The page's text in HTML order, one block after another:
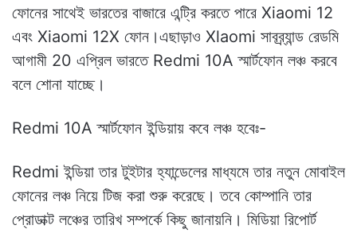
ফোনের সাথেই ভারতের বাজারে এন্ট্রি করতে পারে Xiaomi 12
এবং Xiaomi 12X ফোন।এছাড়াও Xlaomi সাবব্র্যান্ড রেডমি
আগামী 20 এপ্রিল ভারতে Redmi 10A স্মার্টফোন লঞ্চ করবে
বলে শোনা যাচ্ছে।
Redmi 10A স্মার্টফোন ইন্ডিয়ায় কবে লঞ্চ হবেঃ-
Redmi ইন্ডিয়া তার টুইটার হ্যান্ডেলের মাধ্যমে তার নতুন মোবাইল
ফোনের লঞ্চ নিয়ে টিজ করা শুরু করেছে। তবে কোম্পানি তার
প্রোডাক্ট লঞ্চের তারিখ সম্পর্কে কিছু জানায়নি। মিডিয়া রিপোর্ট